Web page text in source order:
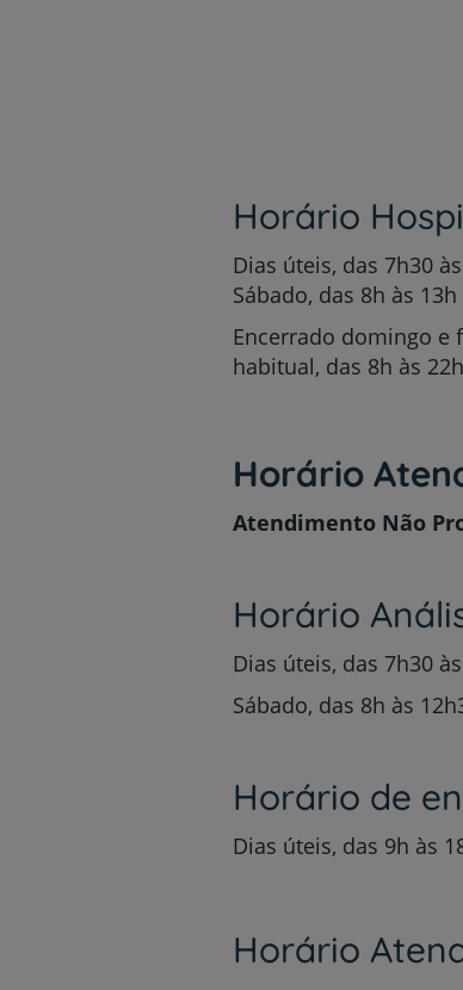
Horário
Dias úteis, das 7h30
Sábado, das 8h às 13h
Encerrado domingo e
habitual, das 8h às
Horário
Atendimento Não
Horário
Dias úteis, das 7h30
Sábado, das 8h às
Horário de
Dias úteis, das 9h às
Horário